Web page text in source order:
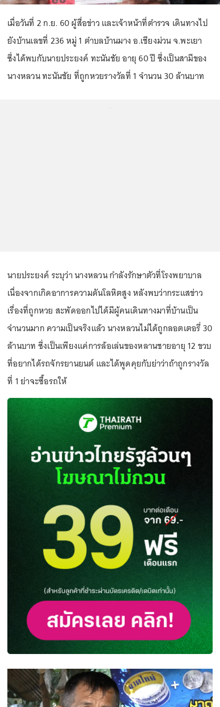
เมื่อวันที่ 2 ก.ย. 60 ผู้สื่อข่าว และเจ้าหน้าที่ตำรวจ เดินทางไป
ยังบ้านเลขที่ 236 หมู่ 1 ตำบลบ้านมาง อ.เชียงม่วน จ.พะเยา
ซึ่งได้พบกับนายประยงค์ ทะนันชัย อายุ 60 ปี ซึ่งเป็นสามีของ
นางหลวน ทะนันชัย ที่ถูกหวยรางวัลที่ 1 จำนวน 30 ล้านบาท
นายประยงค์ ระบุว่า นางหลวน กำลังรักษาตัวที่โรงพยาบาล
เนื่องจากเกิดอาการความดันโลหิตสูง หลังพบว่ากระแสข่าว
เรื่องที่ถูกหวย สะพัดออกไปได้มีผู้คนเดินทางมาที่บ้านเป็น
จำนวนมาก ความเป็นจริงแล้ว นางหลวนไม่ได้ถูกลอตเตอรี่ 30
ล้านบาท ซึ่งเป็นเพียงแค่การล้อเล่นของหลานชายอายุ 12 ขวบ
ที่อยากได้รถจักรยานยนต์ และได้พูดคุยกับย่าว่าถ้าถูกรางวัล
ที่ 1 ย่าจะซื้อรถให้